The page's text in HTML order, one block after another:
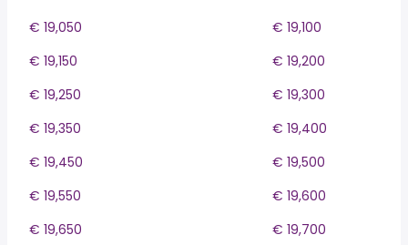
€ 19,050
€ 19,100
€ 19,150
€ 19,200
€ 19,250
€ 19,300
€ 19,350
€ 19,400
€ 19,450
€ 19,500
€ 19,550
€ 19,600
€ 19,650
€ 19,700